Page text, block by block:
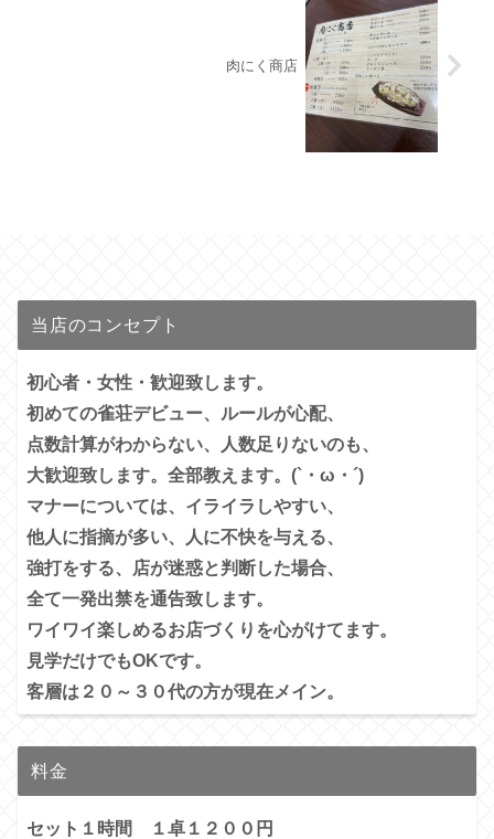
肉にく商店
当店のコンセプト
初心者・女性・歓迎致します。
初めての雀荘デビュー、ルールが心配、
点数計算がわからない、人数足りないのも、
大歓迎致します。全部教えます。(`・ω・´)
マナーについては、イライラしやすい、
他人に指摘が多い、
人に不快を与える、
強打をする、店が迷惑と判断した場合、
全て一発出禁を通告致します。
ワイワイ楽しめるお店づくりを心がけてます。
見学だけでもOKです。
客層は２０～３０代の方が現在メイン。
料金
セット１時間 １卓１２００円